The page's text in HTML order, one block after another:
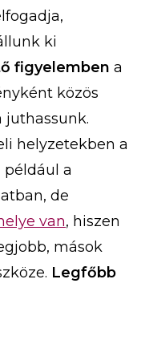
ki
figyelemben a
közös
juthassunk.
helyzetekben a
például a
de
van, hiszen
mások
Legfőbb